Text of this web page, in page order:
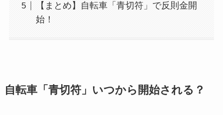
【まとめ】自転車「青切符」で反則金開
始！
自転車「青切符」いつから開始される？